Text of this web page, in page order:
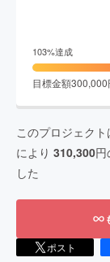
103%達成
目標金額300,000
このプロジェクト
により 310,300円
した
ポスト